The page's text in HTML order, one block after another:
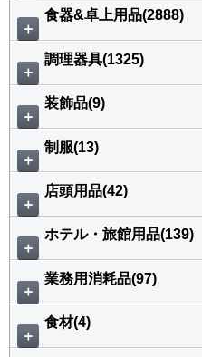
＋
食器&卓上用品(2888)
＋
調理器具(1325)
＋
装飾品(9)
＋
制服(13)
＋
店頭用品(42)
＋
ホテル・旅館用品(139)
＋
業務用消耗品(97)
＋
食材(4)